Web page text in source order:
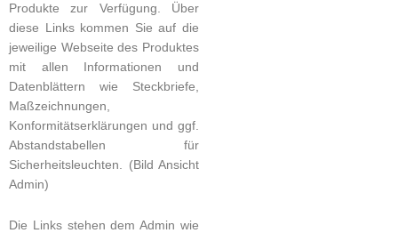
Produkte zur Verfügung. Über
diese Links kommen Sie auf die
jeweilige Webseite des Produktes
mit allen Informationen und
Datenblättern wie Steckbriefe,
Maßzeichnungen,
Konformitätserklärungen und ggf.
Abstandstabellen für
Sicherheitsleuchten. (Bild Ansicht
Admin)
Die Links stehen dem Admin wie